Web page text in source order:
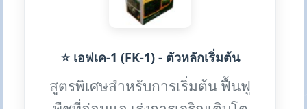
⭐ เอฟเค-1 (FK-1) - ตัวหลักเริ่มต้น
สูตรพิเศษสำหรับการเริ่มต้น ฟื้นฟู